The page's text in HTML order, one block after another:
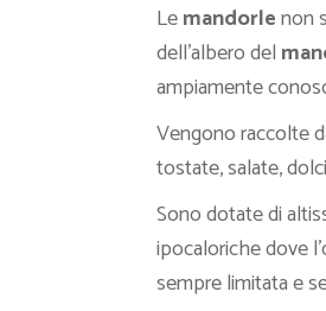
Lemandorlenon
dell’albero del
ampiamente
Vengono raccolte
tostate, salate,
Sono dotate di
ipocaloriche dove
sempre limitata e